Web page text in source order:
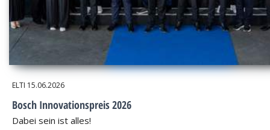
ELTI 15.06.2026
Bosch Innovationspreis 2026
Dabei sein ist alles!